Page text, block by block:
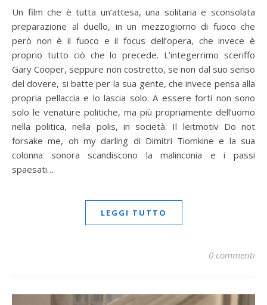
Un film che è tutta un’attesa, una solitaria e sconsolata
preparazione al duello, in un mezzogiorno di fuoco che
però non è il fuoco e il focus dell’opera, che invece è
proprio tutto ciò che lo precede. L’integerrimo sceriffo
Gary Cooper, seppure non costretto, se non dal suo senso
del dovere, si batte per la sua gente, che invece pensa alla
propria pellaccia e lo lascia solo. A essere forti non sono
solo le venature politiche, ma più propriamente dell’uomo
nella politica, nella polis, in società. Il leitmotiv Do not
forsake me, oh my darling di Dimitri Tiomkine e la sua
colonna sonora scandiscono la malinconia e i passi
spaesati…
LEGGI TUTTO
0 commenti